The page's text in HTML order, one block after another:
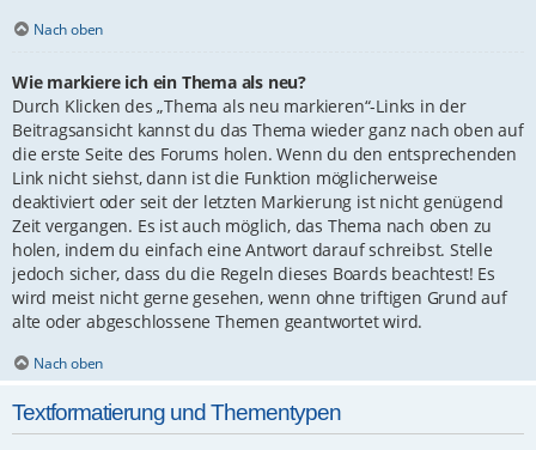
Nach oben
Wie markiere ich ein Thema als neu?
Durch Klicken des „Thema als neu markieren“-Links in der
Beitragsansicht kannst du das Thema wieder ganz nach oben auf
die erste Seite des Forums holen. Wenn du den entsprechenden
Link nicht siehst, dann ist die Funktion möglicherweise
deaktiviert oder seit der letzten Markierung ist nicht genügend
Zeit vergangen. Es ist auch möglich, das Thema nach oben zu
holen, indem du einfach eine Antwort darauf schreibst. Stelle
jedoch sicher, dass du die Regeln dieses Boards beachtest! Es
wird meist nicht gerne gesehen, wenn ohne triftigen Grund auf
alte oder abgeschlossene Themen geantwortet wird.
Nach oben
Textformatierung und Thementypen